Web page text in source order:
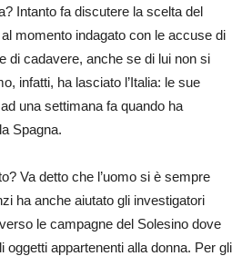
Intanto fa discutere la scelta del
momento indagato con le accuse di
di cadavere, anche se di lui non si
infatti, ha lasciato l’Italia: le sue
una settimana fa quando ha
Spagna.
Va detto che l’uomo si è sempre
ha anche aiutato gli investigatori
le campagne del Solesino dove
oggetti appartenenti alla donna. Per gli